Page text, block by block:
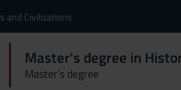
and Civilizations
Master's degree in
Master’s degree